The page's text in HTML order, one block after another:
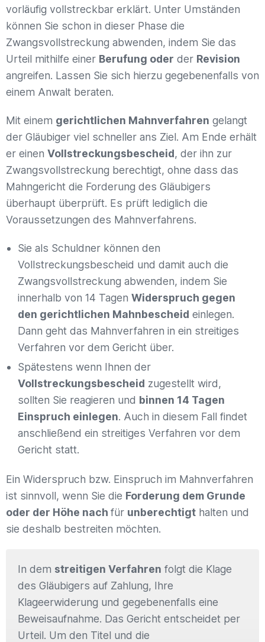
vorläufig vollstreckbar erklärt. Unter Umständen
können Sie schon in dieser Phase die
Zwangsvollstreckung abwenden, indem Sie das
Urteil mithilfe einer Berufung oder der Revision
angreifen. Lassen Sie sich hierzu gegebenenfalls von
einem Anwalt beraten.
Mit einem gerichtlichen Mahnverfahren gelangt
der Gläubiger viel schneller ans Ziel. Am Ende erhält
er einen Vollstreckungsbescheid, der ihn zur
Zwangsvollstreckung berechtigt, ohne dass das
Mahngericht die Forderung des Gläubigers
überhaupt überprüft. Es prüft lediglich die
Voraussetzungen des Mahnverfahrens.
Sie als Schuldner können den
Vollstreckungsbescheid und damit auch die
Zwangsvollstreckung abwenden, indem Sie
innerhalb von 14 Tagen Widerspruch gegen
den gerichtlichen Mahnbescheid einlegen.
Dann geht das Mahnverfahren in ein streitiges
Verfahren vor dem Gericht über.
Spätestens wenn Ihnen der
Vollstreckungsbescheid zugestellt wird,
sollten Sie reagieren und binnen 14 Tagen
Einspruch einlegen. Auch in diesem Fall findet
anschließend ein streitiges Verfahren vor dem
Gericht statt.
Ein Widerspruch bzw. Einspruch im Mahnverfahren
ist sinnvoll, wenn Sie die Forderung dem Grunde
oder der Höhe nach für unberechtigt halten und
sie deshalb bestreiten möchten.
In dem streitigen Verfahren folgt die Klage
des Gläubigers auf Zahlung, Ihre
Klageerwiderung und gegebenenfalls eine
Beweisaufnahme. Das Gericht entscheidet per
Urteil. Um den Titel und die